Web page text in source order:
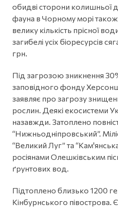
обидві сторони колишньої
фауна в Чорному морі
велику кількість прісної
загибелі усіх біоресурсів
грн.
Під загрозою зникнення
заповідного фонду
заявляє про загрозу
рослин. Деякі екосистеми
назавжди. Затоплено
“Нижньодніпровський”.
“Великий Луг” та
росіянами Олешківським
ґрунтових вод.
Підтоплено близько 1200
Кінбурнського півострова.